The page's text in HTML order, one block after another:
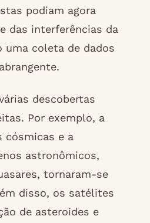
podiam agora
das interferências da
coleta de dados
descobertas
Por exemplo, a
cósmicas e a
astronômicos,
tornaram-se
disso, os satélites
de asteroides e